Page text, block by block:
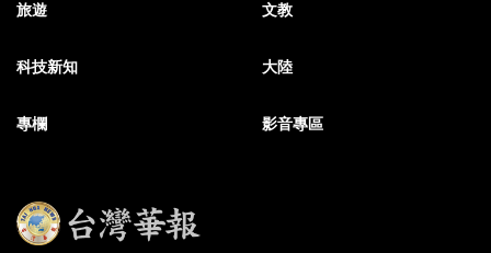
旅遊 文教
科技新知 大陸
專欄 影音專區